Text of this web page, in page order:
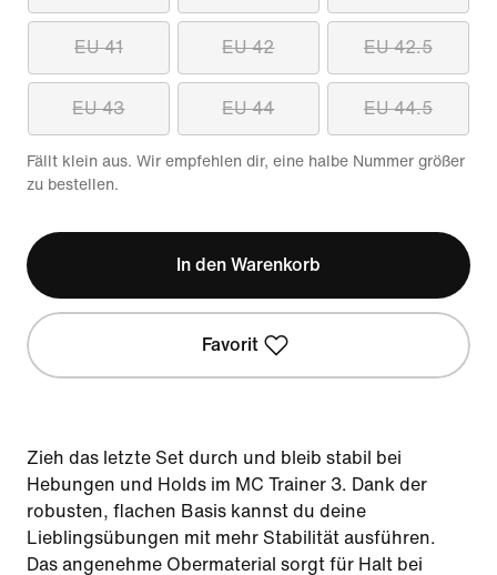
EU 41 EU 42 EU 42.5
EU 43 EU 44 EU 44.5
Fällt klein aus. Wir empfehlen dir, eine halbe Nummer größer
zu bestellen.
In den Warenkorb
Favorit
Zieh das letzte Set durch und bleib stabil bei
Hebungen und Holds im MC Trainer 3. Dank der
robusten, flachen Basis kannst du deine
Lieblingsübungen mit mehr Stabilität ausführen.
Das angenehme Obermaterial sorgt für Halt bei